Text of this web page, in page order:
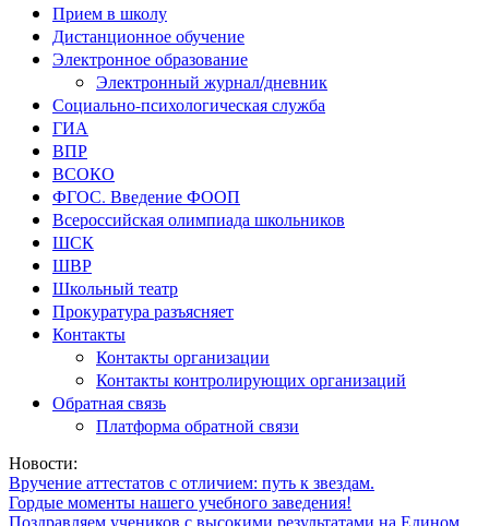
Прием в школу
Дистанционное обучение
Электронное образование
Электронный журнал/дневник
Социально-психологическая служба
ГИА
ВПР
ВСОКО
ФГОС. Введение ФООП
Всероссийская олимпиада школьников
ШСК
ШВР
Школьный театр
Прокуратура разъясняет
Контакты
Контакты организации
Контакты контролирующих организаций
Обратная связь
Платформа обратной связи
Новости:
Вручение аттестатов с отличием: путь к звездам.
Гордые моменты нашего учебного заведения!
Поздравляем учеников с высокими результатами на Едином